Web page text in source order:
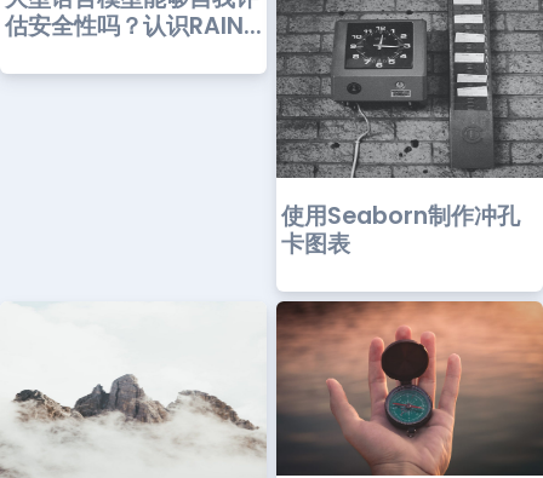
估安全性吗？认识RAIN...
使用Seaborn制作冲孔
卡图表